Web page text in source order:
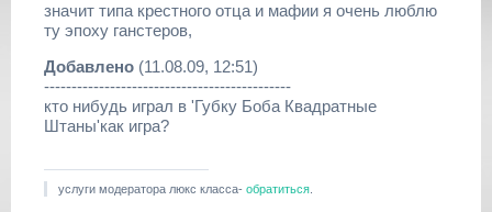
значит типа крестного отца и мафии я очень люблю
ту эпоху ганстеров,
Добавлено (11.08.09, 12:51)
---------------------------------------------
кто нибудь играл в 'Губку Боба Квадратные
Штаны'как игра?
услуги модератора люкс класса- обратиться